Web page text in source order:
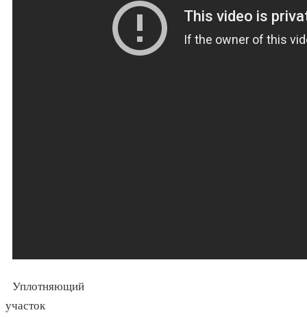
Уплотняющий
участок